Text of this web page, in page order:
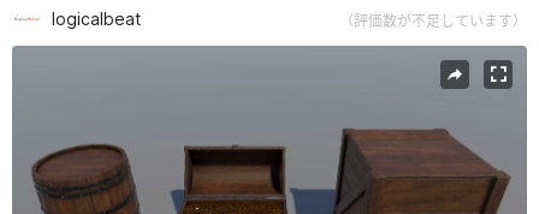
logicalbeat （評価数が不足しています）